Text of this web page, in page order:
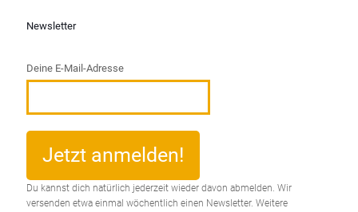
Newsletter
Deine E-Mail-Adresse
Du kannst dich natürlich jederzeit wieder davon abmelden. Wir
versenden etwa einmal wöchentlich einen Newsletter. Weitere